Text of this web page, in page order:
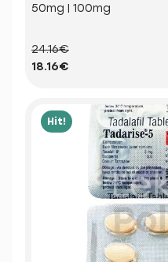
50mg | 100mg
24.16€
18.16€
Hit!